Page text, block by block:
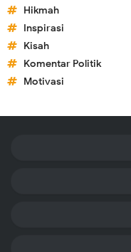
Hikmah
Inspirasi
Kisah
Komentar Politik
Motivasi